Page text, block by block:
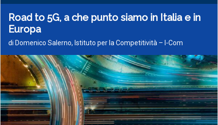
Road to 5G, a che punto siamo in Italia e in
Europa
di Domenico Salerno, Istituto per la Competitività – I-Com